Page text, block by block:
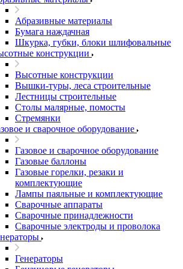
Абразивные материалы
Бумага наждачная
Шкурка, губки, блоки шлифовальные
конструкции
Высотные конструкции
Вышки-туры, леса строительные
Лестницы строительные
Столы малярные, помосты
Стремянки
и сварочное оборудование
Газовое и сварочное оборудование
Газовые баллоны
Газовые горелки, резаки и
комплектующие
Лампы паяльные и комплектующие
Сварочные аппараты
Сварочные принадлежности
Сварочные электроды и проволока
Генераторы